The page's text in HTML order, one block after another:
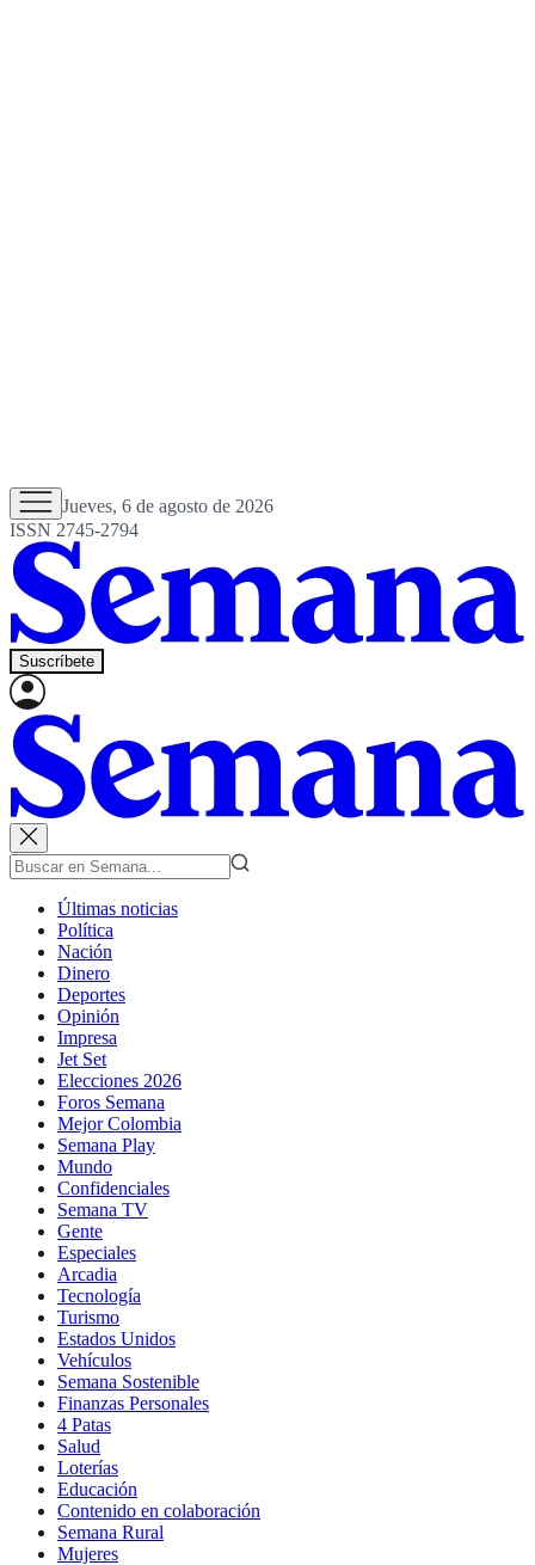
Jueves, 6 de agosto de 2026
ISSN 2745-2794
Suscríbete
Últimas noticias
Política
Nación
Dinero
Deportes
Opinión
Impresa
Jet Set
Elecciones 2026
Foros Semana
Mejor Colombia
Semana Play
Mundo
Confidenciales
Semana TV
Gente
Especiales
Arcadia
Tecnología
Turismo
Estados Unidos
Vehículos
Semana Sostenible
Finanzas Personales
4 Patas
Salud
Loterías
Educación
Contenido en colaboración
Semana Rural
Mujeres